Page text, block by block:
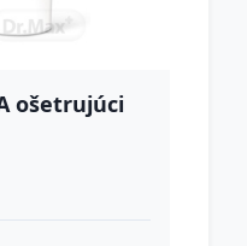
ošetrujúci